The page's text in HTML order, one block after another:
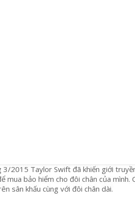
3/2015 Taylor Swift đã khiến giới
mua bảo hiểm cho đôi chân của
sân khấu cùng với đôi chân dài.